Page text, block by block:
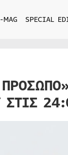
MAG SPECIAL
ΣΤΙΣ